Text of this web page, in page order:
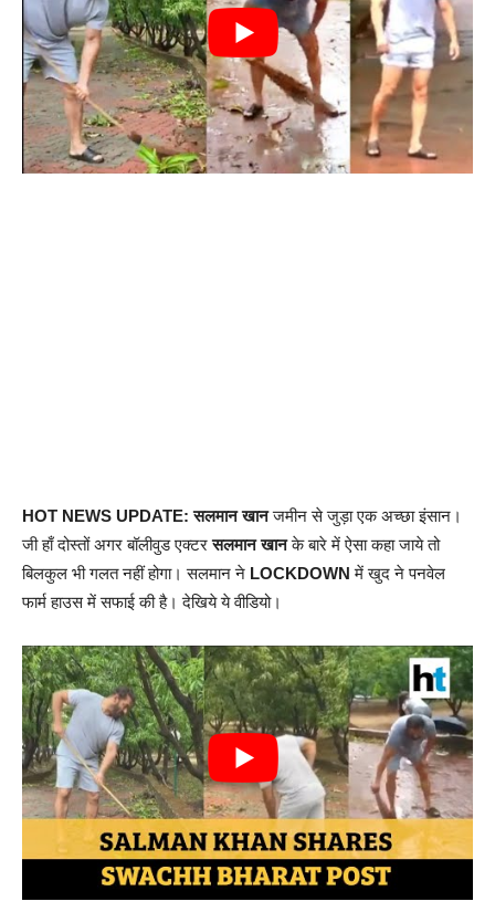
HOT NEWS UPDATE: सलमान खानजमीन से जुड़ा एक अच्छा इंसान।
जी हाँ दोस्तों अगर बॉलीवुड एक्टरसलमान खानके बारे में ऐसा कहा जाये तो
बिलकुल भी गलत नहीं होगा। सलमान ने LOCKDOWN में खुद ने पनवेल
फार्म हाउस में सफाई की है। देखिये ये वीडियो।